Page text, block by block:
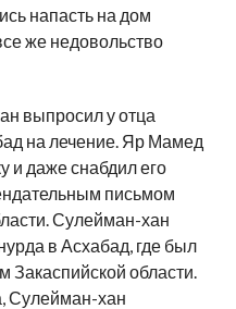
напасть на дом
же недовольство
выпросил у отца
на лечение. Яр Мамед
и даже снабдил его
письмом
Сулейман-хан
в Асхабад, где был
Закаспийской области.
Сулейман-хан